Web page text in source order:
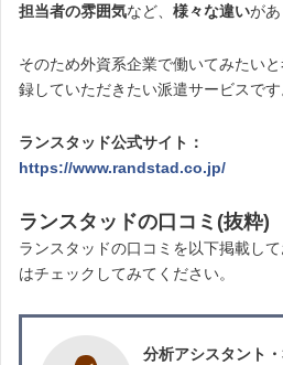
担当者の雰囲気など、 様々な違いがあ
そのため外資系企業で働いてみたい
録していただきたい派遣サービスです
ランスタッド公式サイト：
https://www.randstad.co.jp/
ランスタッドの口コミ(抜粋)
ランスタッドの口コミを以下掲載し
はチェックしてみてください。
分析アシスタント